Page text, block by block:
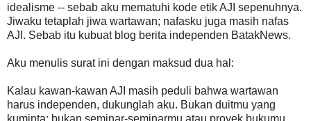
idealisme -- sebab aku mematuhi kode etik AJI sepenuhnya.
Jiwaku tetaplah jiwa wartawan; nafasku juga masih nafas
AJI. Sebab itu kubuat blog berita independen BatakNews.
Aku menulis surat ini dengan maksud dua hal:
Kalau kawan-kawan AJI masih peduli bahwa wartawan
harus independen, dukunglah aku. Bukan duitmu yang
kuminta; bukan seminar-seminarmu atau proyek bukumu